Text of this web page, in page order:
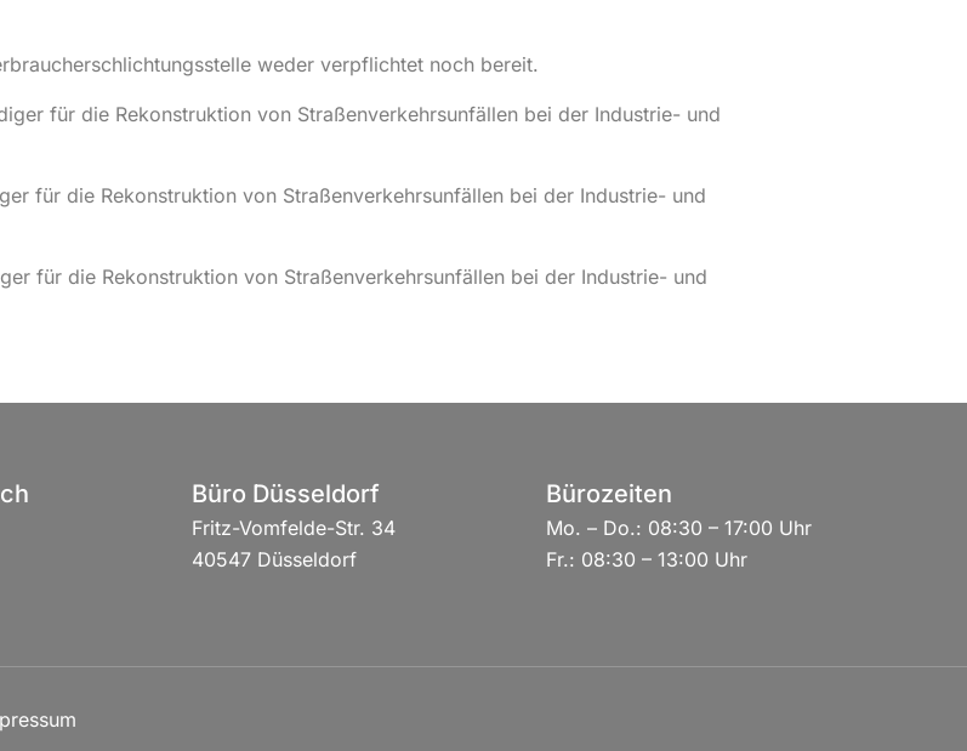
weder verpflichtet noch bereit.
für die Rekonstruktion von Straßenverkehrsunfällen bei der Industrie- und
für die Rekonstruktion von Straßenverkehrsunfällen bei der Industrie- und
für die Rekonstruktion von Straßenverkehrsunfällen bei der Industrie- und
Büro Düsseldorf
Fritz-Vomfelde-Str. 34
40547 Düsseldorf
Bürozeiten
Mo. – Do.: 08:30 – 17:00 Uhr
Fr.: 08:30 – 13:00 Uhr